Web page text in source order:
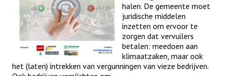
halen. De gemeente moet
juridische middelen
inzetten om ervoor te
zorgen dat vervuilers
betalen: meedoen aan
klimaatzaken, maar ook
het (laten) intrekken van vergunningen van vieze bedrijven.